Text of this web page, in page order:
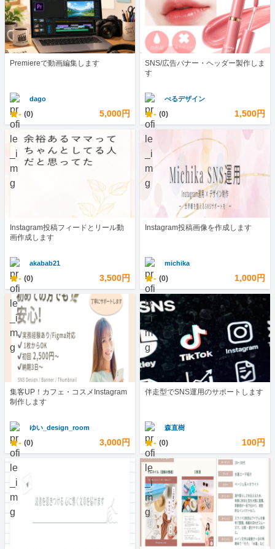
Premiereで動画編集します
dago
- (0) 5,000円
SNS/広告バナー・ヘッダー製作しま
す
べるデザイン
- (0) 1,500円
Instagram投稿フィードとリール動
画作成します
akabab21
- (0) 3,500円
Instagram投稿画像を作成します
michika
- (0) 1,000円
集客UP！カフェ・コスメInstagram
制作します
ゆい_design_room
- (0) 3,000円
伴走型でSNS運用のサポートします
森直樹
- (0) 100円